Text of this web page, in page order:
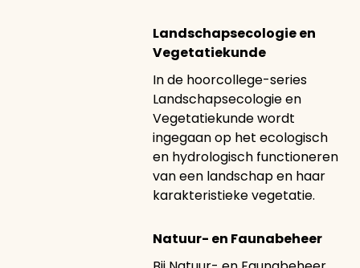
Landschapsecologie en
Vegetatiekunde
In de hoorcollege-series
Landschapsecologie en
Vegetatiekunde wordt
ingegaan op het ecologisch
en hydrologisch functioneren
van een landschap en haar
karakteristieke vegetatie.
Natuur- en Faunabeheer